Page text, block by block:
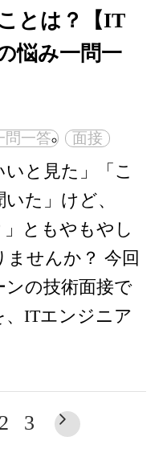
とは？【IT
悩み一問一
問一答 面接
いと見た」「こ
た」けど、
」ともやもやし
せんか？ 今回
の技術面接で
ITエンジニア
2 3